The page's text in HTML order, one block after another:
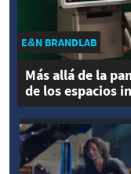
E&N BRANDLAB
Más allá de la
de los espacios